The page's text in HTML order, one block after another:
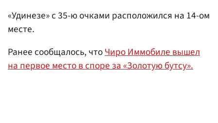
«Удинезе» с 35-ю очками расположился на 14-ом
месте.
Ранее сообщалось, чтоЧиро Иммобиле вышел
на первое место в споре за «Золотую бутсу».